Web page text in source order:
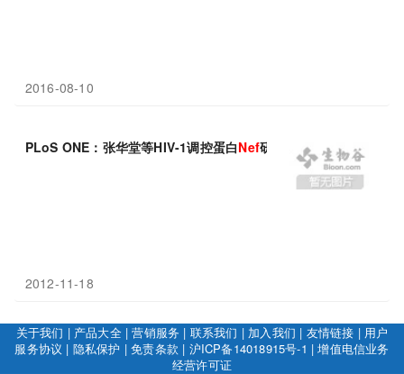
2016-08-10
PLoS ONE：张华堂等HIV-1调控蛋白Nef研究获进展
2012-11-18
关于我们 | 产品大全|营销服务 | 联系我们 | 加入我们 | 友情链接 | 用户
服务协议 | 隐私保护 |免责条款 | 沪ICP备14018915号-1 |增值电信业务
经营许可证